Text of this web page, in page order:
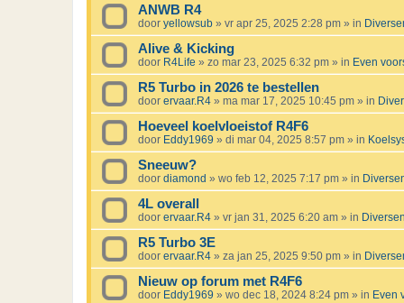
ANWB R4
door yellowsub » vr apr 25, 2025 2:28 pm » in
Alive & Kicking
door R4Life » zo mar 23, 2025 6:32 pm » in Even
R5 Turbo in 2026 te bestellen
door ervaar.R4 » ma mar 17, 2025 10:45 pm » in
Hoeveel koelvloeistof R4F6
door Eddy1969 » di mar 04, 2025 8:57 pm » in
Sneeuw?
door diamond » wo feb 12, 2025 7:17 pm » in
4L overall
door ervaar.R4 » vr jan 31, 2025 6:20 am » in Diversen
R5 Turbo 3E
door ervaar.R4 » za jan 25, 2025 9:50 pm » in
Nieuw op forum met R4F6
door Eddy1969 » wo dec 18, 2024 8:24 pm » in Even